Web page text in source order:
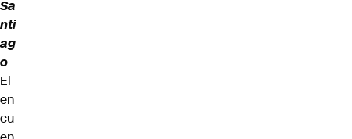
Sa
nti
ag
o
El
en
cu